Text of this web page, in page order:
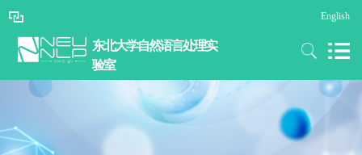
东北大学自然语言处理实
验室
English